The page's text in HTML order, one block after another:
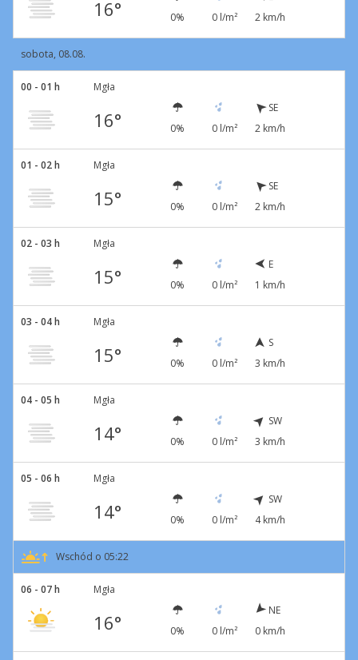
16° 0% 0 l/m²
2 km/h
sobota, 08.08.
00 - 01 h Mgła
16° 0% 0 l/m²
SE
2 km/h
01 - 02 h Mgła
15° 0% 0 l/m²
SE
2 km/h
02 - 03 h Mgła
15° 0% 0 l/m²
E
1 km/h
03 - 04 h Mgła
15° 0% 0 l/m²
S
3 km/h
04 - 05 h Mgła
14° 0% 0 l/m²
SW
3 km/h
05 - 06 h Mgła
14° 0% 0 l/m²
SW
4 km/h
Wschód o 05:22
06 - 07 h Mgła
16° 0% 0 l/m²
NE
0 km/h